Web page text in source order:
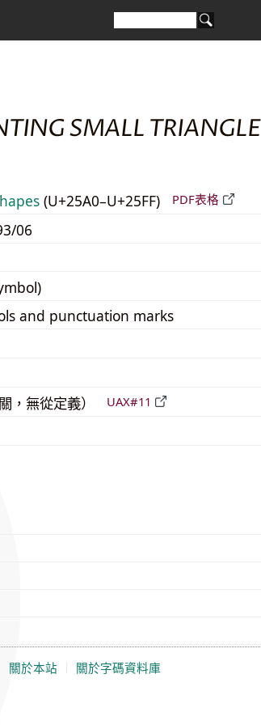
SMALL TRIANGLE
(U+25A0–U+25FF) PDF表格
06
and punctuation marks
，無從定義） UAX#11
關於本站 關於字碼資料庫